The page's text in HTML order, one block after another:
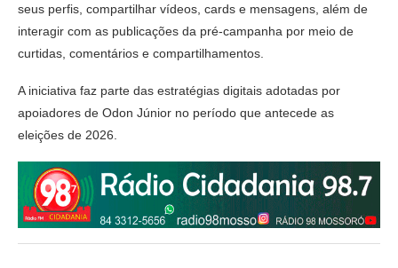
seus perfis, compartilhar vídeos, cards e mensagens, além de
interagir com as publicações da pré-campanha por meio de
curtidas, comentários e compartilhamentos.
A iniciativa faz parte das estratégias digitais adotadas por
apoiadores de Odon Júnior no período que antecede as
eleições de 2026.